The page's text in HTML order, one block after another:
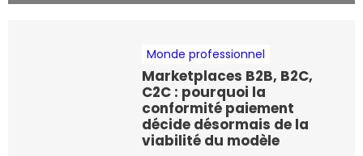
Monde professionnel
Marketplaces B2B, B2C,
C2C : pourquoi la
conformité paiement
décide désormais de la
viabilité du modèle